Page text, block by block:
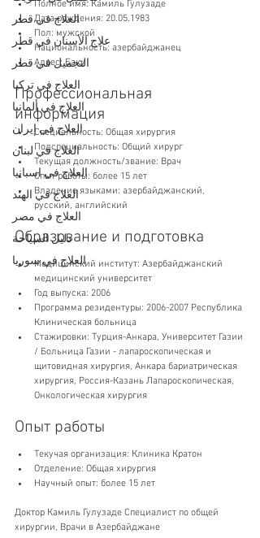
العلاج في قطر
علاج الأسنان في قطر
التجميل في قطر
العلاج في تركيا
العلاج في ألمانيا
العلاج في إيران
العلاج في لبنان
العلاج في اسبانيا
العلاج في الهند
العلاج في مصر
دليل السياحة
العلاج في سوريا
Полное имя: Камиль Гулузаде
Дата рождения: 20.05.1983
Пол: мужской
Национальность: азербайджанец
Адрес: Баку
Профессиональная
информация
Специальность: Общая хирургия
Подспециальность: Общий хирург
Текущая должность/звание: Врач
Опыт работы: более 15 лет
Владение языками: азербайджанский,
русский, английский
Образование и подготовка
Медицинский институт: Азербайджанский
медицинский университет
Год выпуска: 2006
Программа резидентуры: 2006-2007 Республика
Клиническая больница
Стажировки: Турция-Анкара, Университет Газии
/ Больница Газии - лапароскопическая и
щитовидная хирургия, Анкара бариатрическая
хирургия, Россия-Казань Лапароскопическая,
Онкологическая хирургия
Опыт работы
Текучая организация: Клиника Кратон
Отделение: Общая хирургия
Научный опыт: более 15 лет
Доктор Камиль Гулузаде Специалист по общей
хирургии, Врачи в Азербайджане